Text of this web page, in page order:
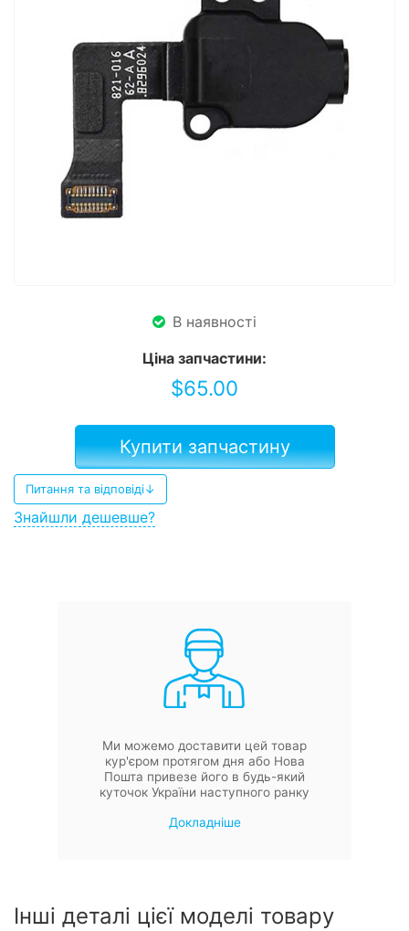
В наявності
Ціна запчастини:
$65.00
Купити запчастину
Питання та відповіді↓
Знайшли дешевше?
Ми можемо доставити цей товар
кур'єром протягом дня або Нова
Пошта привезе його в будь-який
куточок України наступного ранку
Докладніше
Інші деталі цієї моделі товару